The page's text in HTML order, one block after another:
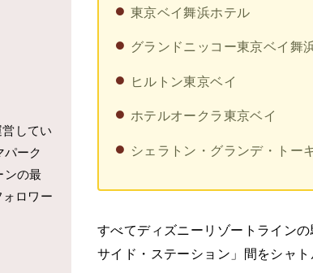
東京ベイ舞浜ホテル
グランドニッコー東京ベイ舞
ヒルトン東京ベイ
ホテルオークラ東京ベイ
シェラトン・グランデ・トー
すべてディズニーリゾートライン
サイド・ステーション」間をシャ
してい
ーク
ンの最
ロワー